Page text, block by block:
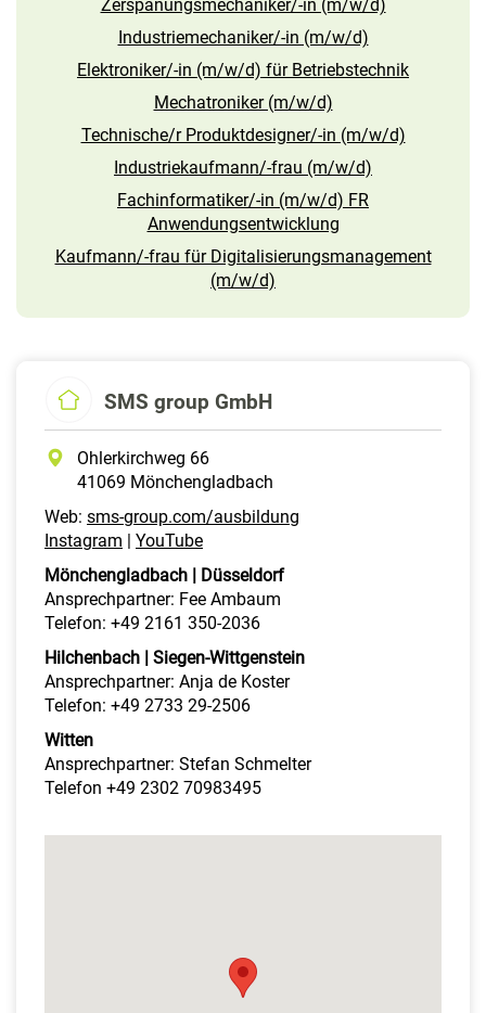
Zerspanungsmechaniker/-in (m/w/d)
Industriemechaniker/-in (m/w/d)
Elektroniker/-in (m/w/d) für Betriebstechnik
Mechatroniker (m/w/d)
Technische/r Produktdesigner/-in (m/w/d)
Industriekaufmann/-frau (m/w/d)
Fachinformatiker/-in (m/w/d) FR
Anwendungsentwicklung
Kaufmann/-frau für Digitalisierungsmanagement
(m/w/d)
SMS group GmbH
Ohlerkirchweg 66
41069 Mönchengladbach
Web: sms-group.com/ausbildung
Instagram | YouTube
Mönchengladbach | Düsseldorf
Ansprechpartner: Fee Ambaum
Telefon: +49 2161 350-2036
Hilchenbach | Siegen-Wittgenstein
Ansprechpartner: Anja de Koster
Telefon: +49 2733 29-2506
Witten
Ansprechpartner: Stefan Schmelter
Telefon +49 2302 70983495